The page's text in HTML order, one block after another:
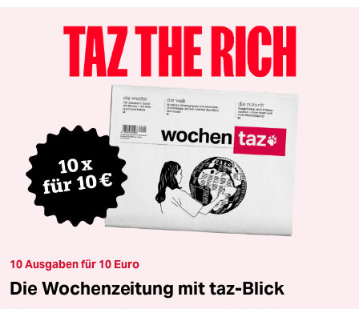
10 Ausgaben für 10 Euro
Die Wochenzeitung mit taz-Blick